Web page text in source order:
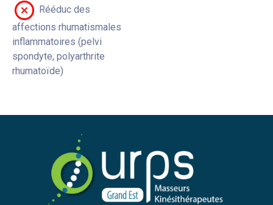
Rééduc des
affections rhumatismales
inflammatoires (pelvi
spondyte, polyarthrite
rhumatoïde)